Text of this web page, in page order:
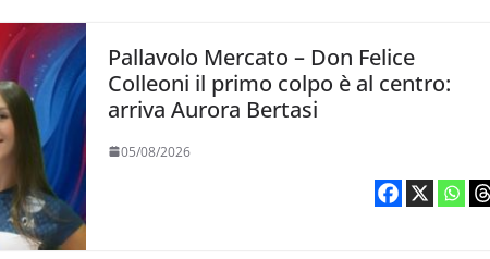
Pallavolo Mercato – Don Felice
Colleoni il primo colpo è al centro:
arriva Aurora Bertasi
05/08/2026